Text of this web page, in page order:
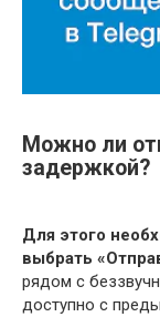
Можно ли
задержкой?
Для этого
выбрать
рядом с
доступно с